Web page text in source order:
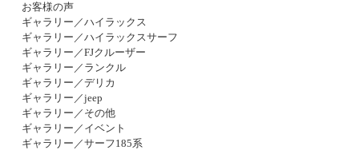
お客様の声
ギャラリー／ハイラックス
ギャラリー／ハイラックスサーフ
ギャラリー／FJクルーザー
ギャラリー／ランクル
ギャラリー／デリカ
ギャラリー／jeep
ギャラリー／その他
ギャラリー／イベント
ギャラリー／サーフ185系